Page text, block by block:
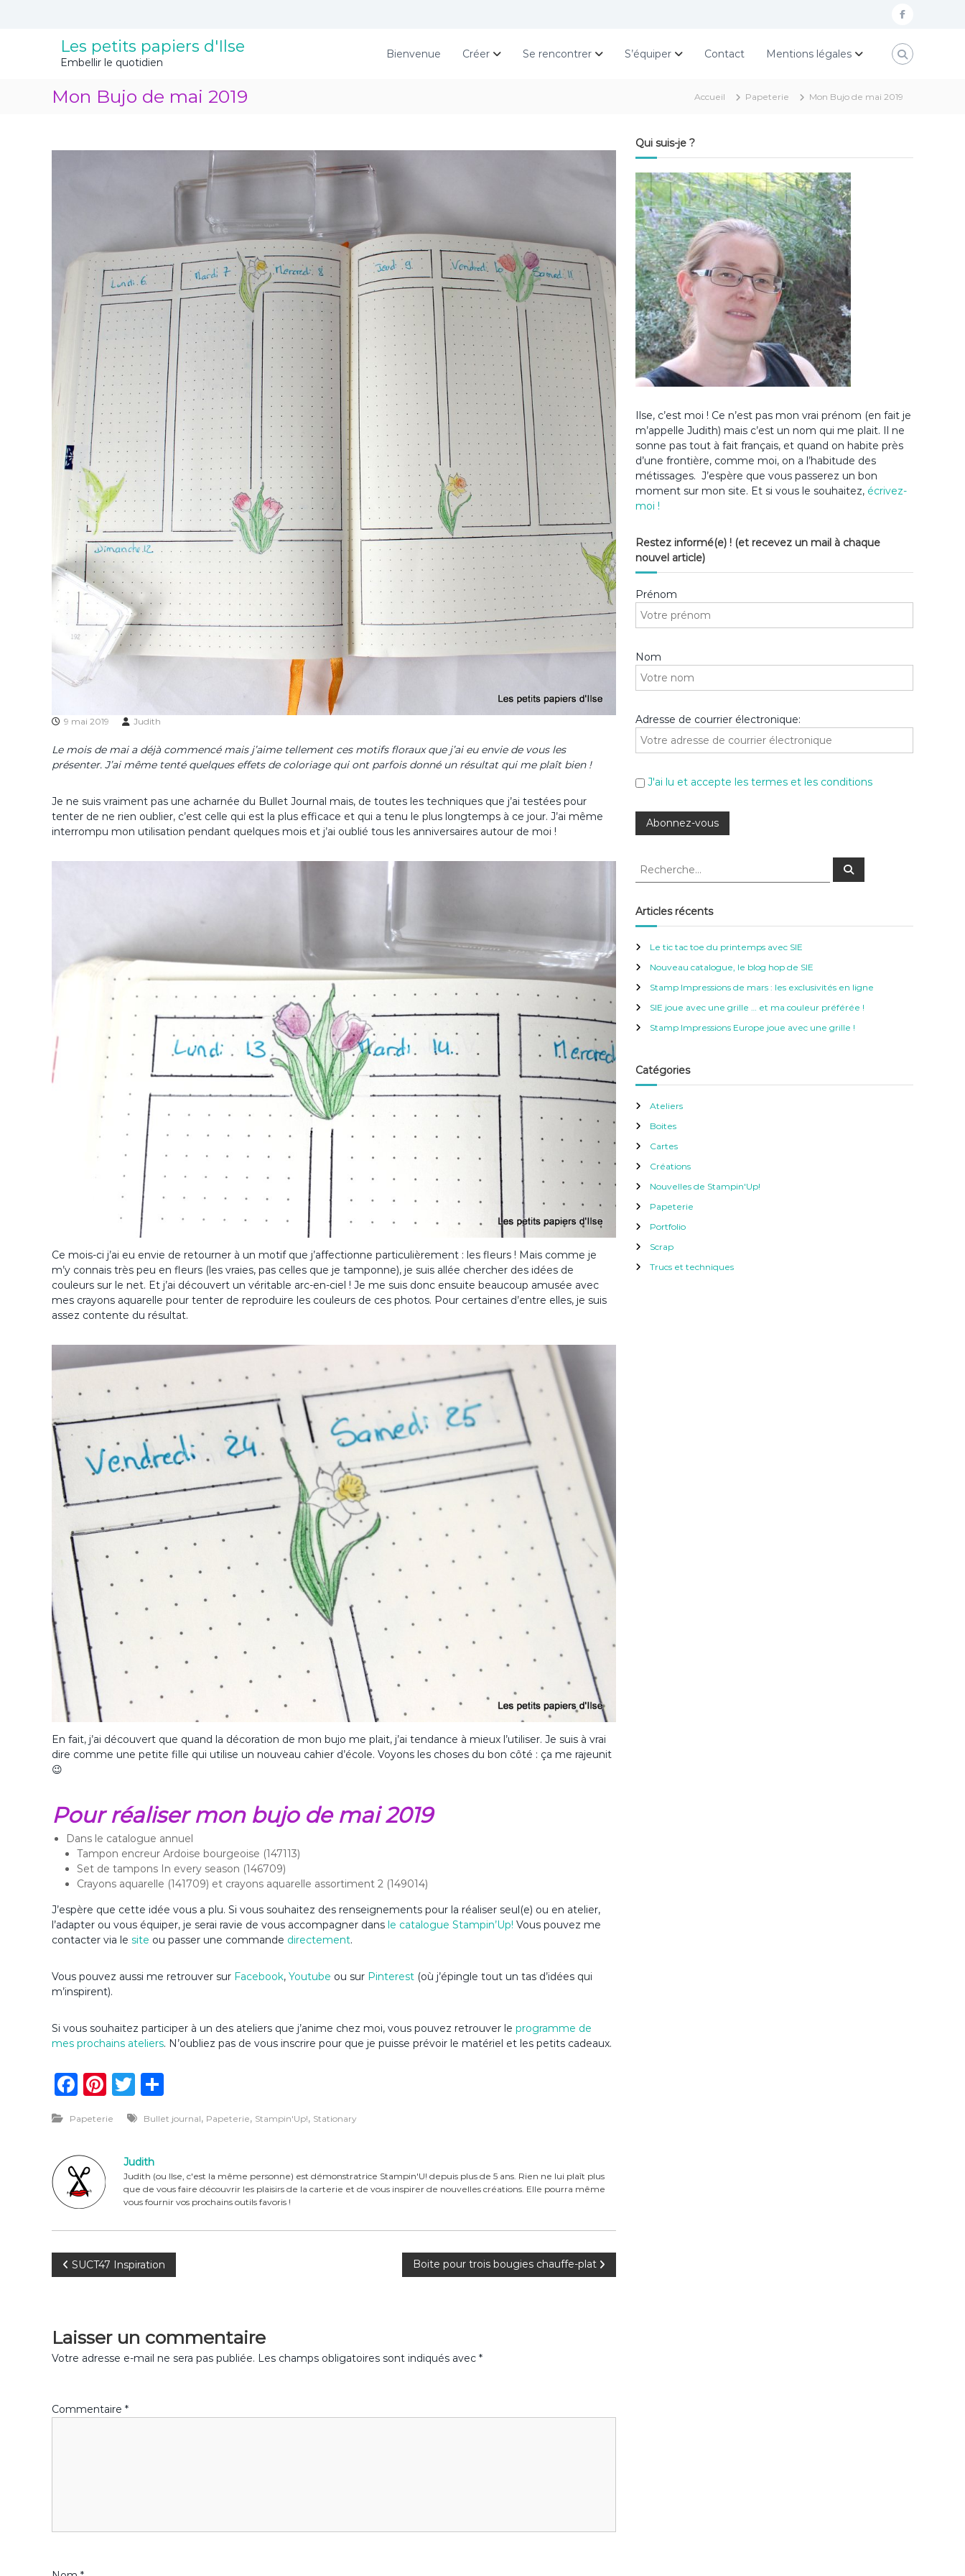
f
c
Les petits papiers d'Ilse
Embellir le quotidien
Bienvenue Créer Se rencontrer S’équiper Contact Mentions légales
Mon Bujo de mai 2019 Accueil Papeterie Mon Bujo de mai 2019
9 mai 2019 Judith
Le mois de mai a déjà commencé mais j’aime tellement ces motifs floraux que j’ai eu envie de vous les
présenter. J’ai même tenté quelques effets de coloriage qui ont parfois donné un résultat qui me plaît bien !
Je ne suis vraiment pas une acharnée du Bullet Journal mais, de toutes les techniques que j’ai testées pour
tenter de ne rien oublier, c’est celle qui est la plus efficace et qui a tenu le plus longtemps à ce jour. J’ai même
interrompu mon utilisation pendant quelques mois et j’ai oublié tous les anniversaires autour de moi !
Ce mois-ci j’ai eu envie de retourner à un motif que j’affectionne particulièrement : les fleurs ! Mais comme je
m’y connais très peu en fleurs (les vraies, pas celles que je tamponne), je suis allée chercher des idées de
couleurs sur le net. Et j’ai découvert un véritable arc-en-ciel ! Je me suis donc ensuite beaucoup amusée avec
mes crayons aquarelle pour tenter de reproduire les couleurs de ces photos. Pour certaines d’entre elles, je suis
assez contente du résultat.
En fait, j’ai découvert que quand la décoration de mon bujo me plait, j’ai tendance à mieux l’utiliser. Je suis à vrai
dire comme une petite fille qui utilise un nouveau cahier d’école. Voyons les choses du bon côté : ça me rajeunit
😉
Pour réaliser mon bujo de mai 2019
Dans le catalogue annuel
Tampon encreur Ardoise bourgeoise (147113)
Set de tampons In every season (146709)
Crayons aquarelle (141709) et crayons aquarelle assortiment 2 (149014)
J’espère que cette idée vous a plu. Si vous souhaitez des renseignements pour la réaliser seul(e) ou en atelier,
l’adapter ou vous équiper, je serai ravie de vous accompagner dans le catalogue Stampin’Up! Vous pouvez me
contacter via le site ou passer une commande directement.
Vous pouvez aussi me retrouver sur Facebook, Youtube ou sur Pinterest (où j’épingle tout un tas d’idées qui
m’inspirent).
Si vous souhaitez participer à un des ateliers que j’anime chez moi, vous pouvez retrouver le programme de
mes prochains ateliers. N’oubliez pas de vous inscrire pour que je puisse prévoir le matériel et les petits cadeaux.
F
c
e
b
o
Pi
te
re
st
T
it
te
r
ta
er
Papeterie Bullet journal, Papeterie, Stampin'Up!, Stationary
Judith
Judith (ou Ilse, c'est la même personne) est démonstratrice Stampin'U! depuis plus de 5 ans. Rien ne lui plaît plus
que de vous faire découvrir les plaisirs de la carterie et de vous inspirer de nouvelles créations. Elle pourra même
vous fournir vos prochains outils favoris !
N
v
i
o
SUCT47 Inspiration Boite pour trois bougies chauffe-plat
Laisser un commentaire
Votre adresse e-mail ne sera pas publiée. Les champs obligatoires sont indiqués avec *
Commentaire *
Qui suis-je ?
Ilse, c’est moi ! Ce n’est pas mon vrai prénom (en fait je
m’appelle Judith) mais c’est un nom qui me plait. Il ne
sonne pas tout à fait français, et quand on habite près
d’une frontière, comme moi, on a l’habitude des
métissages. J’espère que vous passerez un bon
moment sur mon site. Et si vous le souhaitez, écrivez-
moi !
Restez informé(e) ! (et recevez un mail à chaque
nouvel article)
Prénom
Nom
Adresse de courrier électronique:
J'ai lu et accepte les termes et les conditions
R
h
e
c
h
e
:
R
c
Articles récents
Le tic tac toe du printemps avec SIE
Nouveau catalogue, le blog hop de SIE
Stamp Impressions de mars : les exclusivités en ligne
SIE joue avec une grille … et ma couleur préférée !
Stamp Impressions Europe joue avec une grille !
Catégories
Ateliers
Boites
Cartes
Créations
Nouvelles de Stampin'Up!
Papeterie
Portfolio
Scrap
Trucs et techniques